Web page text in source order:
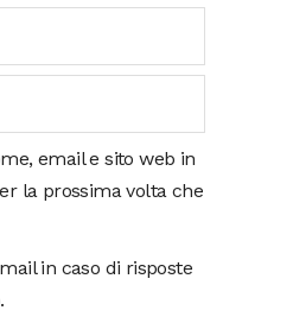
email e sito web in
la prossima volta che
in caso di risposte